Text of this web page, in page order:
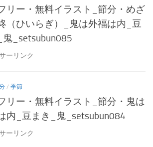
リー・無料イラスト_節分・めざ
（ひいらぎ）_鬼は外福は内_豆
鬼_setsubun085
ーリンク
/ 季節
リー・無料イラスト_節分・鬼は
内_豆まき_鬼_setsubun084
ーリンク